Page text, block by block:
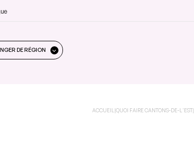
DE RÉGION
ACCUEIL |QUOI FAIRE CANTONS-DE-L'EST|